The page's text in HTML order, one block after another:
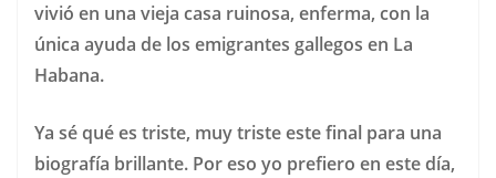
vivió en una vieja casa ruinosa, enferma, con la
única ayuda de los emigrantes gallegos en La
Habana.
Ya sé qué es triste, muy triste este final para una
biografía brillante. Por eso yo prefiero en este día,